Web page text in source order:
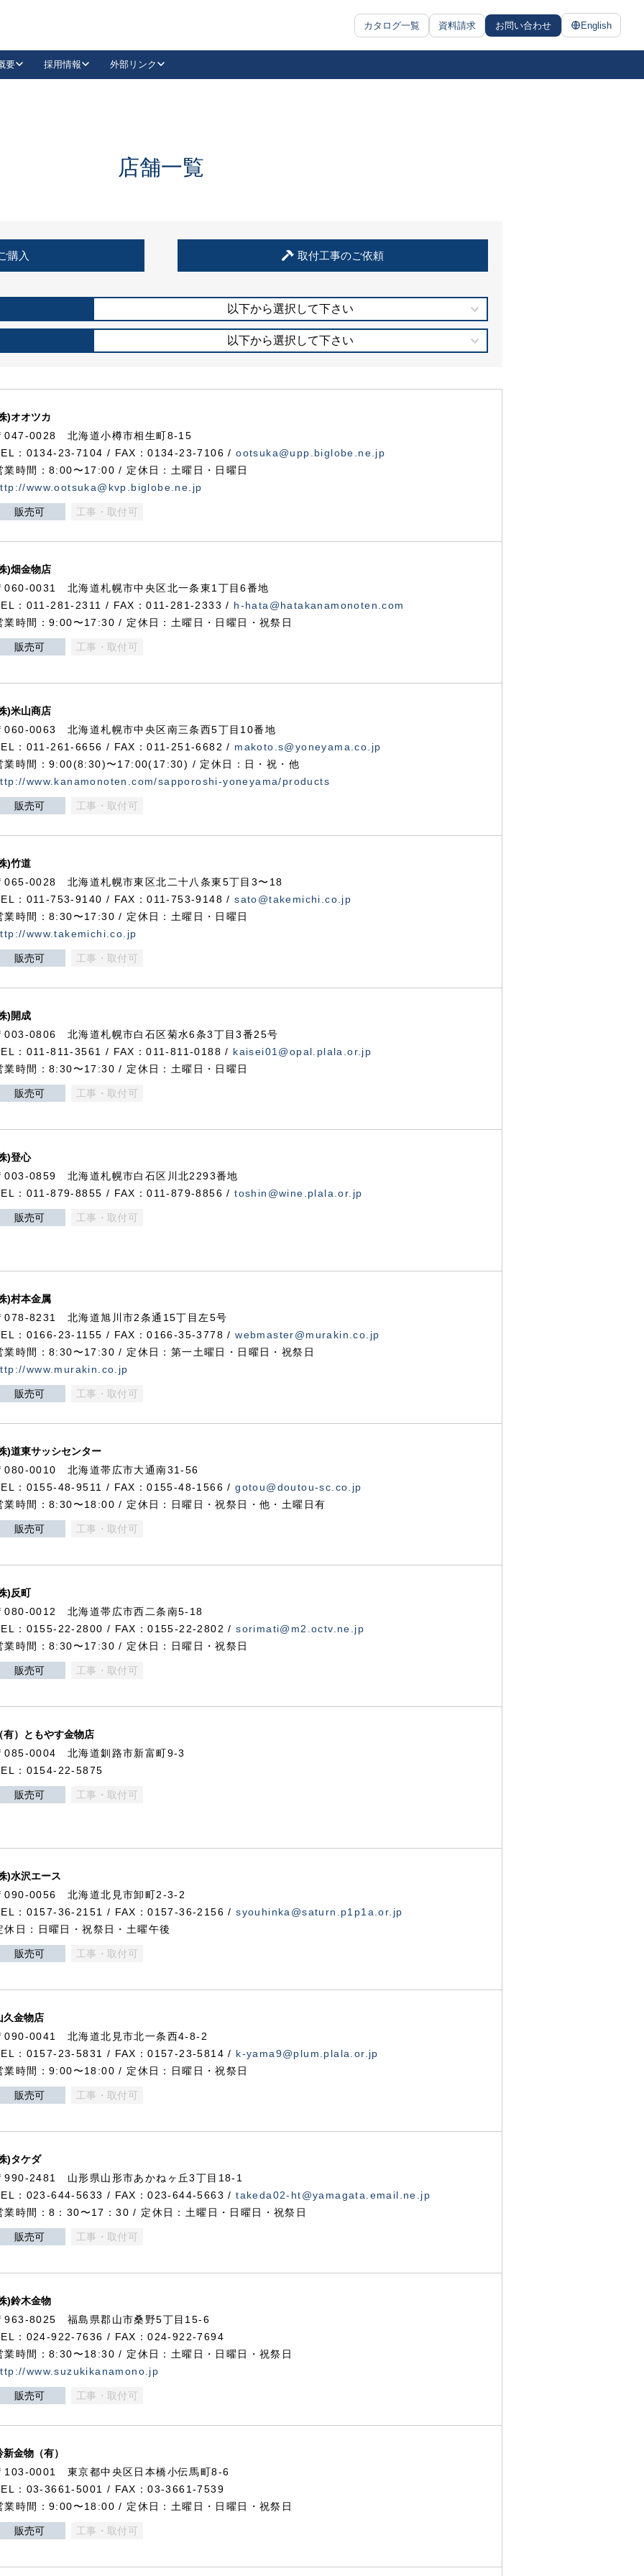
カタログ一覧 資料請求 お問い合わせ English
抗ウイルス・抗菌製品
要 採用情報 外部リンク
LinkedIn
住宅使用部材標準化推進協議会
店舗一覧
購入 取付工事のご依頼
以下から選択して下さい
以下から選択して下さい
)オオツカ
047-0028 北海道小樽市相生町8-15
：0134-23-7104 / FAX：0134-23-7106 /ootsuka@upp.biglobe.ne.jp
業時間：8:00〜17:00 / 定休日：土曜日・日曜日
www.ootsuka@kvp.biglobe.ne.jp
販売可 工事・取付可
)畑金物店
060-0031 北海道札幌市中央区北一条東1丁目6番地
：011-281-2311 / FAX：011-281-2333 / h-hata@hatakanamonoten.com
業時間：9:00〜17:30 / 定休日：土曜日・日曜日・祝祭日
販売可 工事・取付可
)米山商店
060-0063 北海道札幌市中央区南三条西5丁目10番地
：011-261-6656 / FAX：011-251-6682 / makoto.s@yoneyama.co.jp
業時間：9:00(8:30)〜17:00(17:30) / 定休日：日・祝・他
www.kanamonoten.com/sapporoshi-yoneyama/products
販売可 工事・取付可
)竹道
065-0028 北海道札幌市東区北二十八条東5丁目3〜18
：011-753-9140 / FAX：011-753-9148 /sato@takemichi.co.jp
業時間：8:30〜17:30 / 定休日：土曜日・日曜日
www.takemichi.co.jp
販売可 工事・取付可
)開成
003-0806 北海道札幌市白石区菊水6条3丁目3番25号
：011-811-3561 / FAX：011-811-0188 / kaisei01@opal.plala.or.jp
業時間：8:30〜17:30 / 定休日：土曜日・日曜日
販売可 工事・取付可
)登心
003-0859 北海道札幌市白石区川北2293番地
：011-879-8855 / FAX：011-879-8856 /toshin@wine.plala.or.jp
販売可 工事・取付可
)村本金属
078-8231 北海道旭川市2条通15丁目左5号
：0166-23-1155 / FAX：0166-35-3778 /webmaster@murakin.co.jp
業時間：8:30〜17:30 / 定休日：第一土曜日・日曜日・祝祭日
www.murakin.co.jp
販売可 工事・取付可
)道東サッシセンター
080-0010 北海道帯広市大通南31-56
：0155-48-9511 / FAX：0155-48-1566 /gotou@doutou-sc.co.jp
業時間：8:30〜18:00 / 定休日：日曜日・祝祭日・他・土曜日有
販売可 工事・取付可
)反町
080-0012 北海道帯広市西二条南5-18
：0155-22-2800 / FAX：0155-22-2802 /sorimati@m2.octv.ne.jp
業時間：8:30〜17:30 / 定休日：日曜日・祝祭日
販売可 工事・取付可
有）ともやす金物店
085-0004 北海道釧路市新富町9-3
：0154-22-5875
販売可 工事・取付可
)水沢エース
090-0056 北海道北見市卸町2-3-2
：0157-36-2151 / FAX：0157-36-2156 /syouhinka@saturn.p1p1a.or.jp
休日：日曜日・祝祭日・土曜午後
販売可 工事・取付可
久金物店
090-0041 北海道北見市北一条西4-8-2
：0157-23-5831 / FAX：0157-23-5814 / k-yama9@plum.plala.or.jp
業時間：9:00〜18:00 / 定休日：日曜日・祝祭日
販売可 工事・取付可
)タケダ
990-2481 山形県山形市あかねヶ丘3丁目18-1
：023-644-5633 / FAX：023-644-5663 /takeda02-ht@yamagata.email.ne.jp
業時間：8：30〜17：30 / 定休日：土曜日・日曜日・祝祭日
販売可 工事・取付可
)鈴木金物
963-8025 福島県郡山市桑野5丁目15-6
：024-922-7636 / FAX：024-922-7694
業時間：8:30〜18:30 / 定休日：土曜日・日曜日・祝祭日
www.suzukikanamono.jp
販売可 工事・取付可
新金物（有）
103-0001 東京都中央区日本橋小伝馬町8-6
：03-3661-5001 / FAX：03-3661-7539
業時間：9:00〜18:00 / 定休日：土曜日・日曜日・祝祭日
販売可 工事・取付可